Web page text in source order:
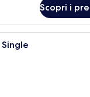
Scopri i
Minibar